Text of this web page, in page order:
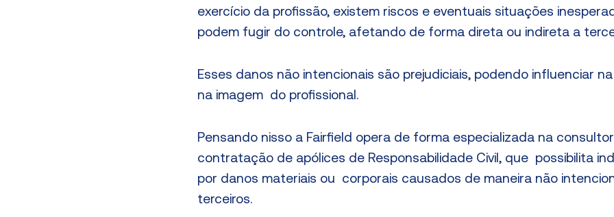
exercício da profissão, existem riscos e eventuais situações
podem fugir do controle, afetando de forma direta ou indireta a
Esses danos não intencionais são prejudiciais, podendo influenciar
na imagem do profissional.
Pensando nisso a Fairfield opera de forma especializada na
contratação de apólices de Responsabilidade Civil, que possibilita
por danos materiais ou corporais causados de maneira não
terceiros.